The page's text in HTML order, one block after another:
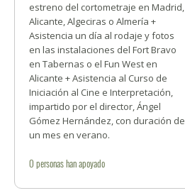
estreno del cortometraje en Madrid,
Alicante, Algeciras o Almería +
Asistencia un día al rodaje y fotos
en las instalaciones del Fort Bravo
en Tabernas o el Fun West en
Alicante + Asistencia al Curso de
Iniciación al Cine e Interpretación,
impartido por el director, Ángel
Gómez Hernández, con duración de
un mes en verano.
0 personashan apoyado